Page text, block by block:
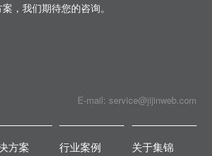
案，我们期待您的咨询。
E-mail: service@jijinweb.com
方案 行业案例 关于集锦